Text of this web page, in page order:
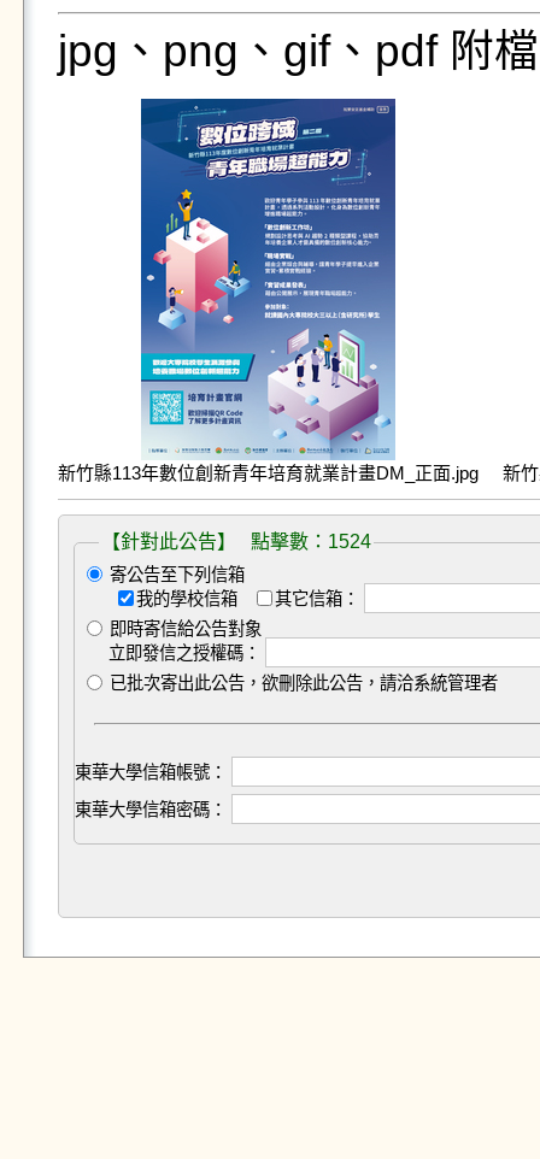
jpg、png、gif、pdf 附
新竹縣113年數位創新青年培育就業計畫DM_正面.jpg 新
【針對此公告】 點擊數：1524
寄公告至下列信箱
我的學校信箱
其它信箱：
即時寄信給公告對象
立即發信之授權碼：
已批次寄出此公告，欲刪除此公告，請洽系統管理者
東華大學信箱帳號：
東華大學信箱密碼：